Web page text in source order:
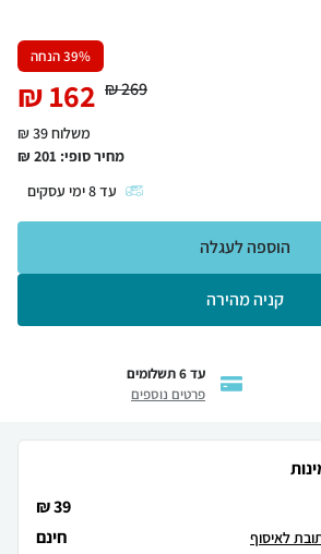
39% הנחה
269
₪
162
₪
משלוח 39 ₪
מחיר סופי: 201
₪
עד8ימי עסקים
קניה מהירה
הוספה לעגלה
עד 6 תשלומים
פרטים נוספים
39 ₪
חינם לאיסוף